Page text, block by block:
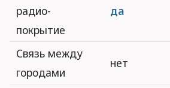
радио-
покрытие
да
Связь между
городами
нет